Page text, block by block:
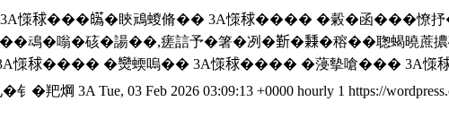
3A憡𥟇���𤾸�䀹䲮蝬脩�� 3A憡𥟇���� �糓�函���憭
䲰�嗡�硋�諹��,瘥誩予�箸�冽�𣂷�𥡝�穃��聦蝎曉
憡𥟇���� �𤓖蝡嗚�� 3A憡𥟇���� �蓡摰嗆��� 3A
�羓焵 3A Tue, 03 Feb 2026 03:09:13 +0000 hourly 1 https://